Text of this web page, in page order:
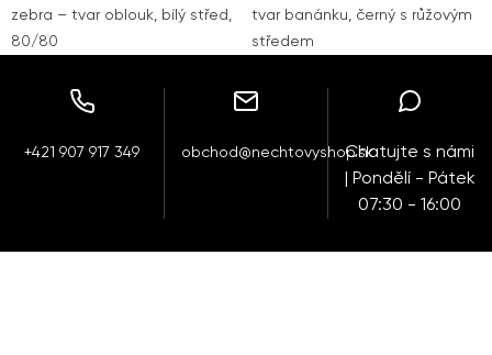
zebra – tvar oblouk, bílý střed,
80/80
tvar banánku, černý s růžovým
středem
+421 907 917 349 obchod@nechtovyshop.skChatujte s námi
| Pondělí - Pátek
07:30 - 16:00